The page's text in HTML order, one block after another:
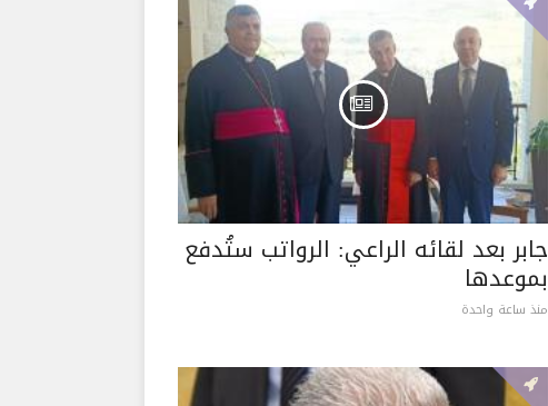
جابر بعد لقائه الراعي: الرواتب ستُدفع
بموعدها
منذ ساعة واحدة